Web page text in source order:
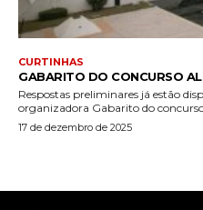
CURTINHAS
GABARITO DO CONCURSO
Respostas preliminares já estão
organizadora Gabarito do concurso
17 de dezembro de 2025